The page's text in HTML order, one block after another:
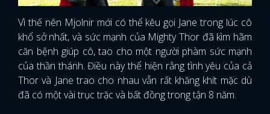
Vì thế nên Mjolnir mới có thể kêu gọi Jane trong lúc cô
khổ sở nhất, và sức mạnh của Mighty Thor đã kìm hãm
căn bệnh giúp cô, tao cho một người phàm sức mạnh
của thần thánh. Điều này thể hiện rằng tình yêu của cả
Thor và Jane trao cho nhau vẫn rất khăng khít mặc dù
đã có một vài trục trặc và bất đồng trong tận 8 năm.